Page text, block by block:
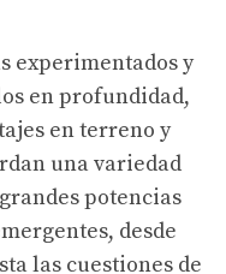
experimentados y
en profundidad,
en terreno y
una variedad
potencias
desde
las cuestiones de